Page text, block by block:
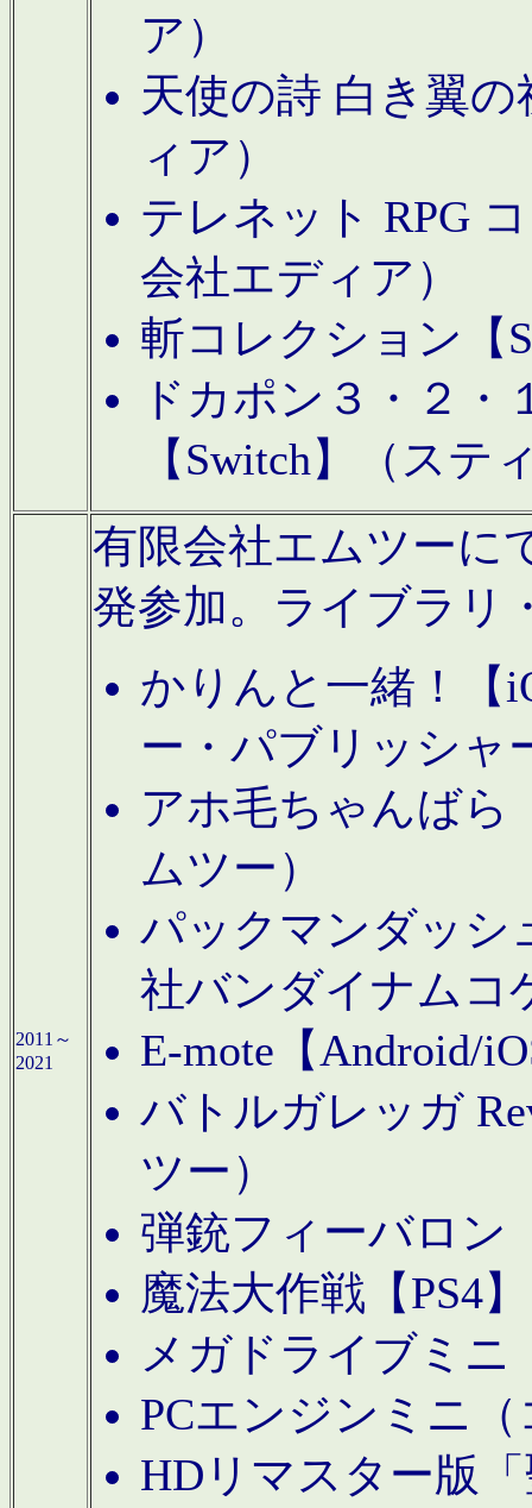
ア）
天使の詩 白き翼
ィア）
テレネット RPG
会社エディア）
斬コレクション【
ドカポン３・２
【Switch】（ステ
2011～
2021
有限会社エムツーに
発参加。ライブラリ
かりんと一緒！【
ー・パブリッシャ
アホ毛ちゃんばら
ムツー）
パックマンダッシ
社バンダイナムコ
E-mote【Android/
バトルガレッガ
ツー）
弾銃フィーバロン
魔法大作戦【PS4
メガドライブミニ
PCエンジンミニ
HDリマスター版